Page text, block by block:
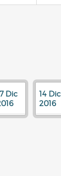
Dic
14 Dic
2016